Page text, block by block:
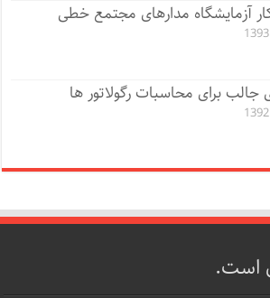
آزمایشگاه مدارهای مجتمع خطی
جالب برای محاسبات رگولاتور ها
است.